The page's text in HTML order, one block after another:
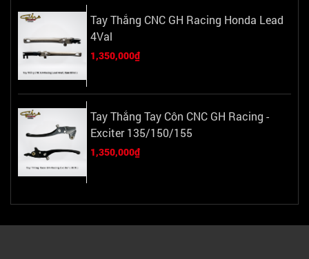
Tay Thắng CNC GH Racing Honda Lead
4Val
1,350,000₫
Tay Thắng Tay Côn CNC GH Racing -
Exciter 135/150/155
1,350,000₫